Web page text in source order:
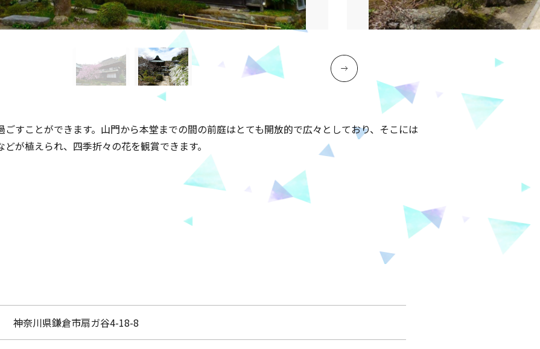
すことができます。山門から本堂までの間の前庭はとても開放的で広々としており、そこには
が植えられ、四季折々の花を観賞できます。
神奈川県鎌倉市扇ガ谷4-18-8